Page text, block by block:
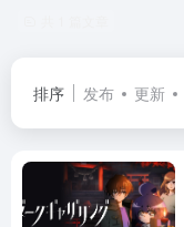
排序 发布 更新